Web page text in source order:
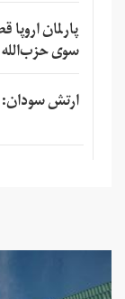
پارلمان
سوی
ارتش سودان: